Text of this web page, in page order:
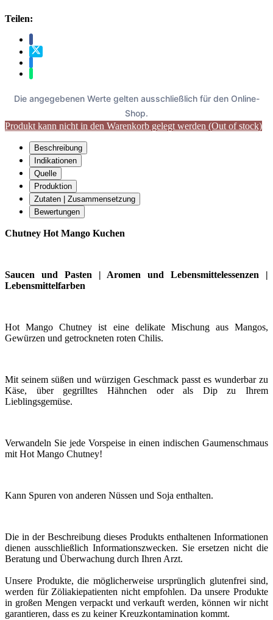
Teilen:
Die angegebenen Werte gelten ausschließlich für den Online-
Shop.
Produkt kann nicht in den Warenkorb gelegt werden (Out of stock)
Beschreibung
Indikationen
Quelle
Produktion
Zutaten | Zusammensetzung
Bewertungen
Chutney Hot Mango Kuchen
Saucen und Pasten | Aromen und Lebensmittelessenzen |
Lebensmittelfarben
Hot Mango Chutney ist eine delikate Mischung aus Mangos,
Gewürzen und getrockneten roten Chilis.
Mit seinem süßen und würzigen Geschmack passt es wunderbar zu
Käse, über gegrilltes Hähnchen oder als Dip zu Ihrem
Lieblingsgemüse.
Verwandeln Sie jede Vorspeise in einen indischen Gaumenschmaus
mit Hot Mango Chutney!
Kann Spuren von anderen Nüssen und Soja enthalten.
Die in der Beschreibung dieses Produkts enthaltenen Informationen
dienen ausschließlich Informationszwecken. Sie ersetzen nicht die
Beratung und Überwachung durch Ihren Arzt.
Unsere Produkte, die möglicherweise ursprünglich glutenfrei sind,
werden für Zöliakiepatienten nicht empfohlen. Da unsere Produkte
in großen Mengen verpackt und verkauft werden, können wir nicht
garantieren, dass es zu keiner Kreuzkontamination kommt.